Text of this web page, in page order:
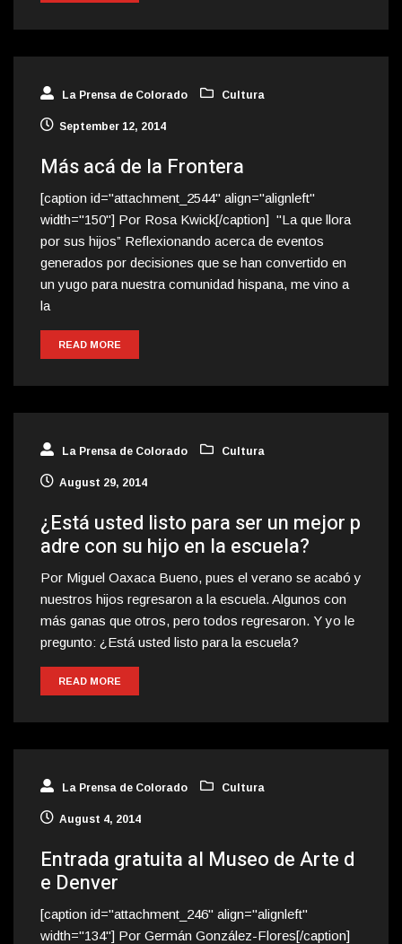
La Prensa de Colorado Cultura
September 12, 2014
Más acá de la Frontera
[caption id="attachment_2544" align="alignleft"
width="150"] Por Rosa Kwick[/caption] "La que llora
por sus hijos” Reflexionando acerca de eventos
generados por decisiones que se han convertido en
un yugo para nuestra comunidad hispana, me vino a
la
READ MORE
La Prensa de Colorado Cultura
August 29, 2014
¿Está usted listo para ser un mejor p
adre con su hijo en la escuela?
Por Miguel Oaxaca Bueno, pues el verano se acabó y
nuestros hijos regresaron a la escuela. Algunos con
más ganas que otros, pero todos regresaron. Y yo le
pregunto: ¿Está usted listo para la escuela?
READ MORE
La Prensa de Colorado Cultura
August 4, 2014
Entrada gratuita al Museo de Arte d
e Denver
[caption id="attachment_246" align="alignleft"
width="134"] Por Germán González-Flores[/caption]